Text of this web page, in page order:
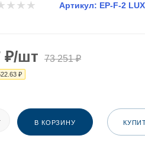
Артикул: EP-F-2
₽/шт 73 251₽
₽
В КОРЗИНУ